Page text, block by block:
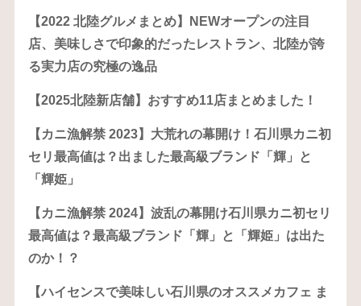
【2022 北陸グルメまとめ】NEWオープンの注目
店、美味しさで印象的だったレストラン、北陸が誇
る実力店の究極の逸品
【2025北陸新店舗】おすすめ11店まとめました！
【カニ漁解禁 2023】大荒れの幕開け！石川県カニ初
セリ最高値は？出ました最高級ブランド「輝」と
「輝姫」
【カニ漁解禁 2024】波乱の幕開け石川県カニ初セリ
最高値は？最高級ブランド「輝」と「輝姫」は出た
のか！？
【ハイセンスで美味しい石川県のオススメカフェ ま